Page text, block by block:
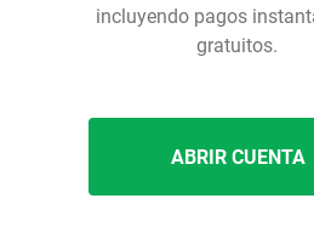
incluyendo pagos
gratuitos.
ABRIR CUENTA